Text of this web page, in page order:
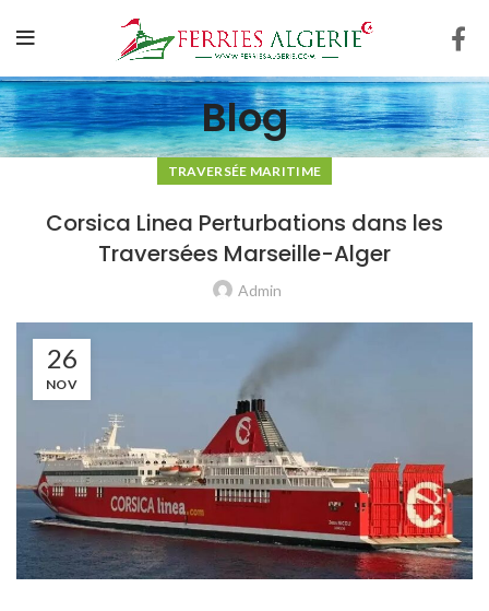
Blog
TRAVERSÉE MARITIME
Corsica Linea Perturbations dans les
Traversées Marseille-Alger
Admin
26
NOV